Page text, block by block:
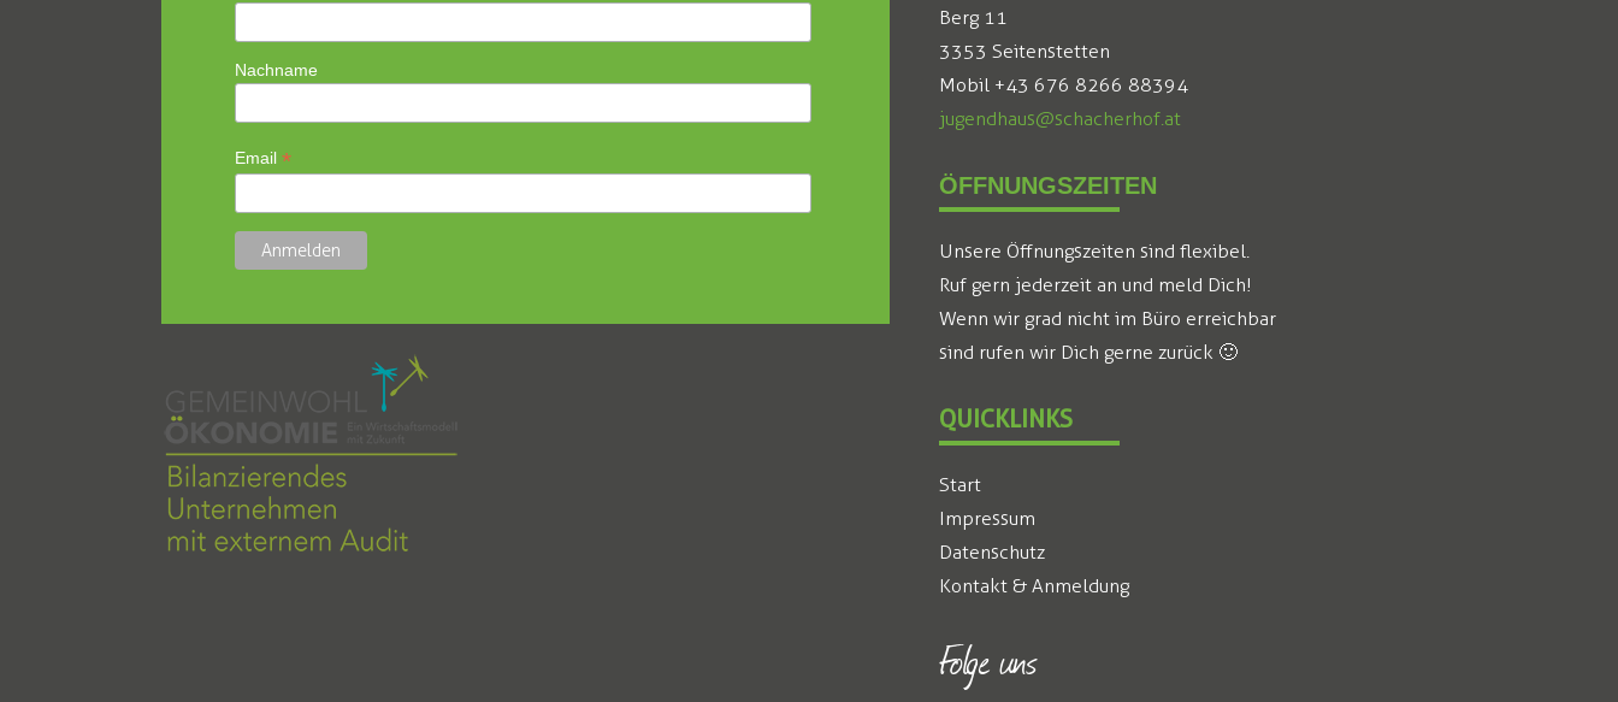
Nachname
Email *
Berg 11
3353 Seitenstetten
Mobil +43 676 8266 88394
jugendhaus@schacherhof.at
ÖFFNUNGSZEITEN
Unsere Öffnungszeiten sind flexibel.
Ruf gern jederzeit an und meld Dich!
Wenn wir grad nicht im Büro erreichbar
sind rufen wir Dich gerne zurück 🙂
QUICKLINKS
Start
Impressum
Datenschutz
Kontakt & Anmeldung
Folge uns